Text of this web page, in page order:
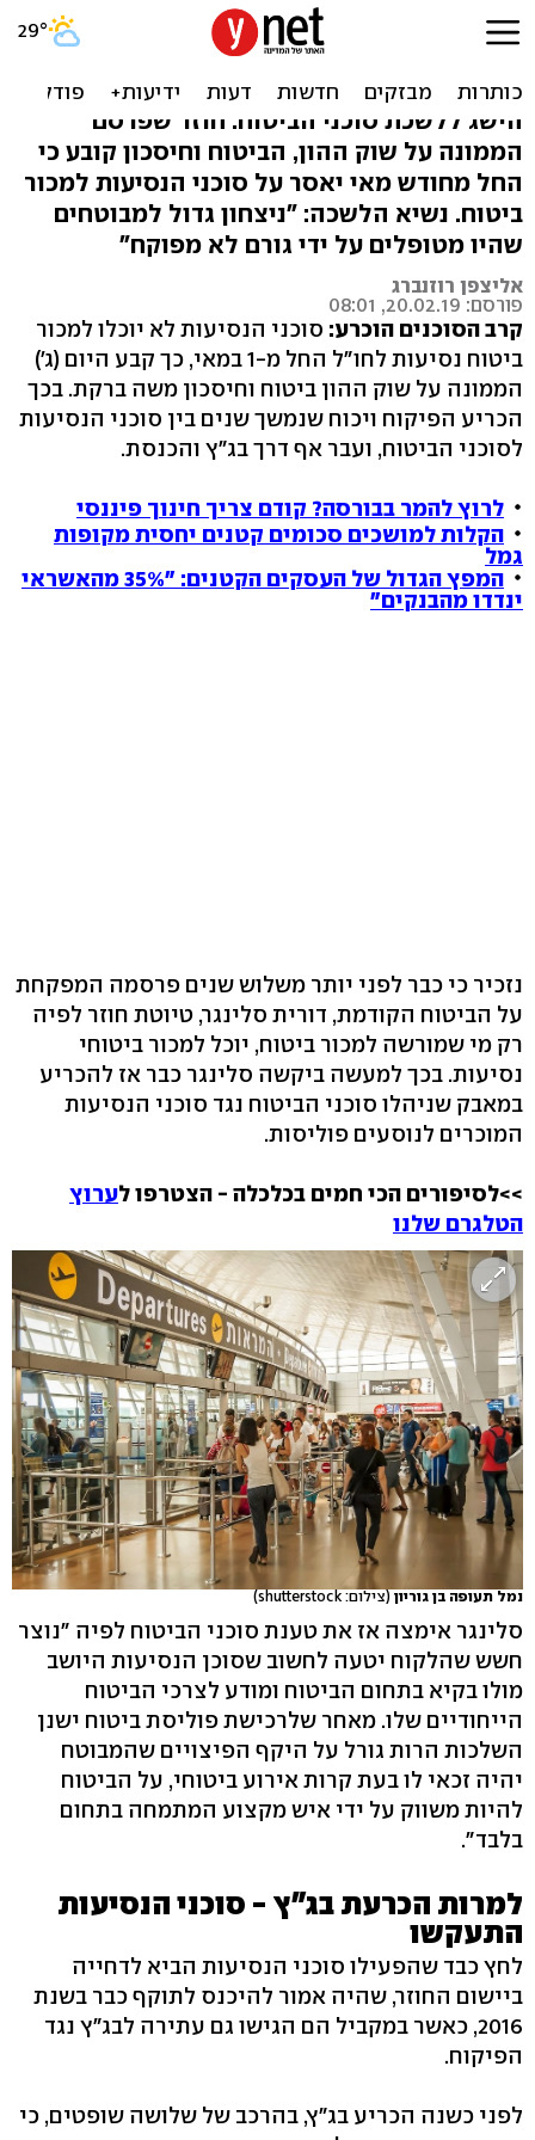
הפיקוח הכריע: סוכני נסיעות
לא יוכלו למכור ביטוח נסיעות
הישג ללשכת סוכני הביטוח: חוזר שפרסם
הממונה על שוק ההון, הביטוח וחיסכון קובע כי
החל מחודש מאי יאסר על סוכני הנסיעות למכור
ביטוח. נשיא הלשכה: "ניצחון גדול למבוטחים
שהיו מטופלים על ידי גורם לא מפוקח"
אליצפן רוזנברג
פורסם: 20.02.19, 08:01
קרב הסוכנים הוכרע: סוכני הנסיעות לא יוכלו למכור
ביטוח נסיעות לחו"ל החל מ-1 במאי, כך קבע היום (ג')
הממונה על שוק ההון ביטוח וחיסכון משה ברקת. בכך
הכריע הפיקוח ויכוח שנמשך שנים בין סוכני הנסיעות
לסוכני הביטוח, ועבר אף דרך בג"ץ והכנסת.
לרוץ להמר בבורסה? קודם צריך חינוך פיננסי
הקלות למושכים סכומים קטנים יחסית מקופות
גמל
המפץ הגדול של העסקים הקטנים: "35% מהאשראי
ינדדו מהבנקים"
נזכיר כי כבר לפני יותר משלוש שנים פרסמה המפקחת
על הביטוח הקודמת, דורית סלינגר, טיוטת חוזר לפיה
רק מי שמורשה למכור ביטוח, יוכל למכור ביטוחי
נסיעות. בכך למעשה ביקשה סלינגר כבר אז להכריע
במאבק שניהלו סוכני הביטוח נגד סוכני הנסיעות
המוכרים לנוסעים פוליסות.
>>לסיפורים הכי חמים בכלכלה - הצטרפו לערוץ
הטלגרם שלנו
נמל תעופה בן גוריון (צילום: shutterstock)
סלינגר אימצה אז את טענת סוכני הביטוח לפיה "נוצר
חשש שהלקוח יטעה לחשוב שסוכן הנסיעות היושב
מולו בקיא בתחום הביטוח ומודע לצרכי הביטוח
הייחודיים שלו. מאחר שלרכישת פוליסת ביטוח ישנן
השלכות הרות גורל על היקף הפיצויים שהמבוטח
יהיה זכאי לו בעת קרות אירוע ביטוחי, על הביטוח
להיות משווק על ידי איש מקצוע המתמחה בתחום
בלבד".
למרות הכרעת בג"ץ - סוכני הנסיעות
התעקשו
לחץ כבד שהפעילו סוכני הנסיעות הביא לדחייה
ביישום החוזר, שהיה אמור להיכנס לתוקף כבר בשנת
2016, כאשר במקביל הם הגישו גם עתירה לבג"ץ נגד
הפיקוח.
לפני כשנה הכריע בג"ץ, בהרכב של שלושה שופטים, כי